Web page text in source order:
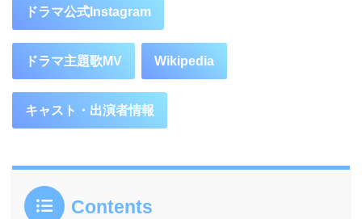
ドラマ公式Instagram
ドラマ主題歌MV Wikipedia
キャスト・出演者情報
Contents